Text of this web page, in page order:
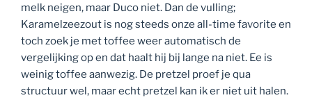
melk neigen, maar Duco niet. Dan de vulling;
Karamelzeezout is nog steeds onze all-time favorite en
toch zoek je met toffee weer automatisch de
vergelijking op en dat haalt hij bij lange na niet. Ee is
weinig toffee aanwezig. De pretzel proef je qua
structuur wel, maar echt pretzel kan ik er niet uit halen.